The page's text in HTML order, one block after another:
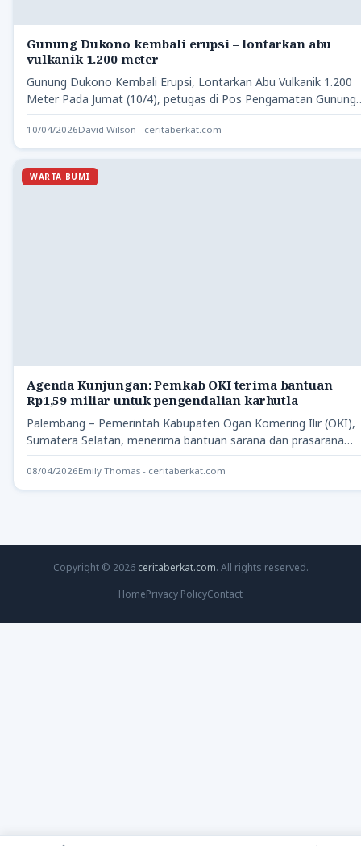
Gunung Dukono kembali erupsi – lontarkan abu
vulkanik 1.200 meter
Gunung Dukono Kembali Erupsi, Lontarkan Abu Vulkanik 1.200
Meter Pada Jumat (10/4), petugas di Pos Pengamatan Gunung
Api…
10/04/2026David Wilson - ceritaberkat.com
WARTA BUMI
Agenda Kunjungan: Pemkab OKI terima bantuan
Rp1,59 miliar untuk pengendalian karhutla
Palembang – Pemerintah Kabupaten Ogan Komering Ilir (OKI),
Sumatera Selatan, menerima bantuan sarana dan prasarana
pengendalian kebakaran hutan…
08/04/2026Emily Thomas - ceritaberkat.com
Copyright © 2026 ceritaberkat.com. All rights reserved.
HomePrivacy PolicyContact